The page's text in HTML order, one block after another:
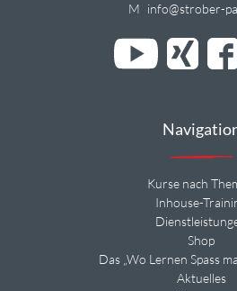
M info@strober-
Kurse nach
Inhouse-
Shop
Das „Wo Lernen Spass
Aktuelles